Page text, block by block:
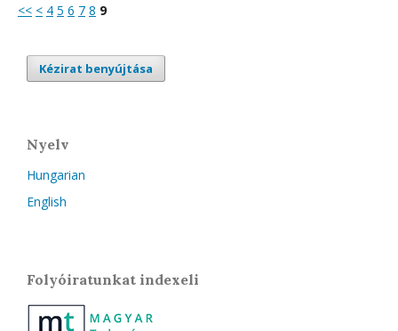
<< < 4 5 6 7 8 9
Kézirat benyújtása
Nyelv
Hungarian
English
Folyóiratunkat indexeli